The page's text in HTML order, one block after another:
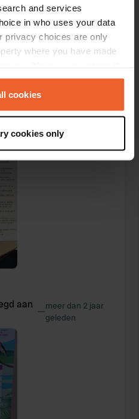
and services
in who uses your data
privacy choices are only
where you have made
or by clicking on
your geographical location
within several meters
scanning it for
personal data is processed
the
content and ads, to
and to analyse our traffic.
your use of our site with
that you’ve
collected from your use
cookies
cookies only
aan
—
aan
—meer dan 2 jaar
geleden